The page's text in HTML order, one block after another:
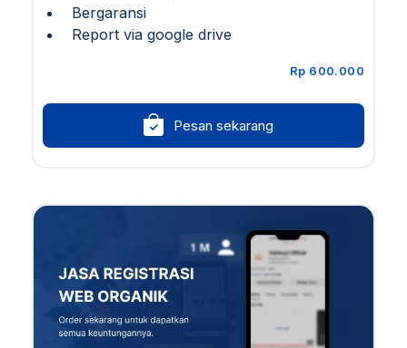
Bergaransi
Report via google drive
Rp 600.000
Pesan sekarang